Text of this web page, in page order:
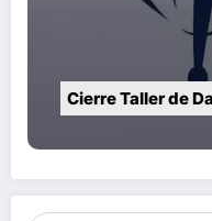
Cierre Taller de